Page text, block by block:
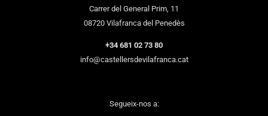
Carrer del General Prim, 11
08720 Vilafranca del Penedès
+34 681 02 73 80
info@castellersdevilafranca.cat
Segueix-nos a: